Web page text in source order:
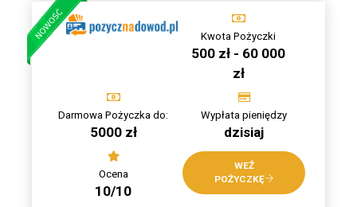
Kwota Pożyczki
500 zł - 60 000
zł
Darmowa Pożyczka do:
5000 zł
Wypłata pieniędzy
dzisiaj
Ocena
10/10
WEŹ
POŻYCZKĘ